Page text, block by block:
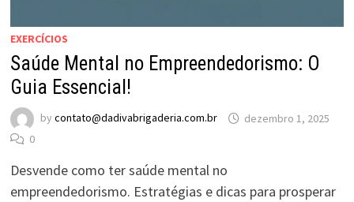
EXERCÍCIOS
Saúde Mental no Empreendedorismo: O
Guia Essencial!
by contato@dadivabrigaderia.com.br
dezembro 1, 2025
0
Desvende como ter saúde mental no
empreendedorismo. Estratégias e dicas para prosperar